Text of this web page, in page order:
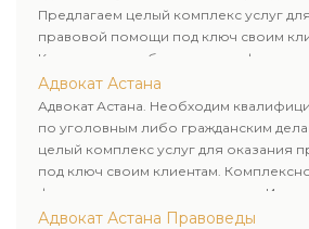
Предлагаем целый комплекс услуг
правовой помощи под ключ своим
Комплексное обслуживание
лиц. Индивидуальный подход к каждому
Адвокат Астана
Адвокат Астана. Необходим
по уголовным либо гражданским
целый комплекс услуг для оказания
под ключ своим клиентам.
физических и юридических лиц.
каждому клиенту.
Адвокат Астана Правоведы